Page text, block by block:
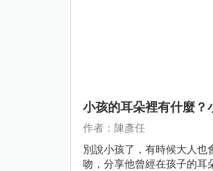
小孩的耳朵裡有什麼？
作者：陳彥任
別說小孩了，有時候大人也
吻，分享他曾經在孩子的耳